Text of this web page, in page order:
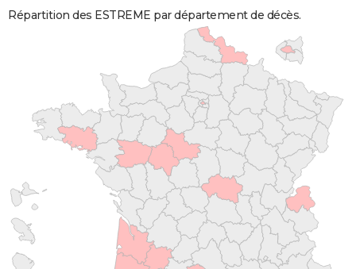
Répartition des ESTREME par département de décès.